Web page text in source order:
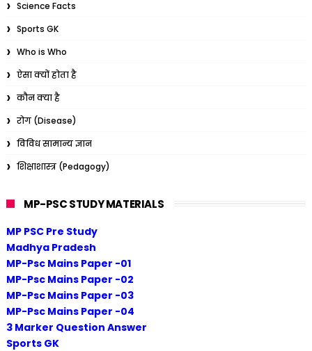
Science Facts
Sports GK
Who is Who
ऐसा क्यों होता है
कौन क्या है
रोग (Disease)
विविध सामान्य ज्ञान
शिक्षाशास्त्र (Pedagogy)
MP-PSC STUDY MATERIALS
MP PSC Pre Study
Madhya Pradesh
MP-Psc Mains Paper -01
MP-Psc Mains Paper -02
MP-Psc Mains Paper -03
MP-Psc Mains Paper -04
3 Marker Question Answer
Sports GK